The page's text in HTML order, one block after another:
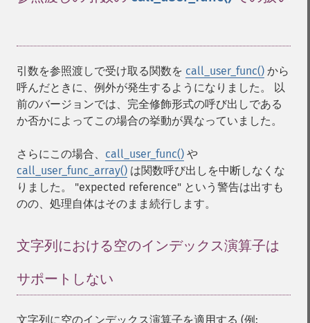
引数を参照渡しで受け取る関数を call_user_func() から
呼んだときに、例外が発生するようになりました。 以
前のバージョンでは、完全修飾形式の呼び出しである
か否かによってこの場合の挙動が異なっていました。
さらにこの場合、 call_user_func() や
call_user_func_array() は関数呼び出しを中断しなくな
りました。 "expected reference" という警告は出すも
のの、処理自体はそのまま続行します。
文字列における空のインデックス演算子は
サポートしない
文字列に空のインデックス演算子を適用する (例: